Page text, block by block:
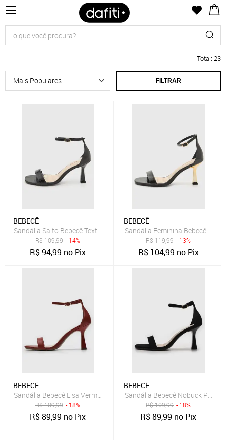
Total: 23
FILTRAR
BEBECÊ
Sandália Salto Bebecê Textura Croco Preta
R$109,99 - 14%
R$94,99 no Pix
BEBECÊ
Sandália Feminina Bebecê Bico
R$119,99 - 13%
R$ 104,99 no Pix
BEBECÊ
Sandália Bebecê Lisa Vermelha
R$109,99 - 18%
R$89,99 no Pix
BEBECÊ
Sandália Bebecê Nobuck Preta
R$109,99 - 18%
R$89,99 no Pix